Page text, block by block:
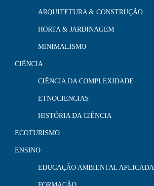
ARQUITETURA & CONSTRUÇÃO
HORTA & JARDINAGEM
MINIMALISMO
CIÊNCIA
CIÊNCIA DA COMPLEXIDADE
ETNOCIENCIAS
HISTÓRIA DA CIÊNCIA
ECOTURISMO
ENSINO
EDUCAÇÃO AMBIENTAL APLICADA